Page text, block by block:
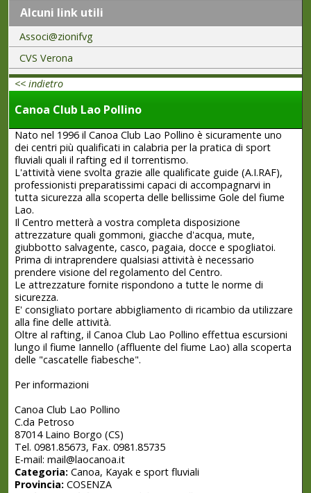
Alcuni link utili
Associ@zionifvg
CVS Verona
<< indietro
Canoa Club Lao Pollino
Nato nel 1996 il Canoa Club Lao Pollino è sicuramente uno
dei centri più qualificati in calabria per la pratica di sport
fluviali quali il rafting ed il torrentismo.
L'attività viene svolta grazie alle qualificate guide (A.I.RAF),
professionisti preparatissimi capaci di accompagnarvi in
tutta sicurezza alla scoperta delle bellissime Gole del fiume
Lao.
Il Centro metterà a vostra completa disposizione
attrezzature quali gommoni, giacche d'acqua, mute,
giubbotto salvagente, casco, pagaia, docce e spogliatoi.
Prima di intraprendere qualsiasi attività è necessario
prendere visione del regolamento del Centro.
Le attrezzature fornite rispondono a tutte le norme di
sicurezza.
E' consigliato portare abbigliamento di ricambio da utilizzare
alla fine delle attività.
Oltre al rafting, il Canoa Club Lao Pollino effettua escursioni
lungo il fiume Iannello (affluente del fiume Lao) alla scoperta
delle "cascatelle fiabesche".
Per informazioni
Canoa Club Lao Pollino
C.da Petroso
87014 Laino Borgo (CS)
Tel. 0981.85673, Fax. 0981.85735
E-mail: mail@laocanoa.it
Categoria:Canoa, Kayak e sport fluviali
Provincia:COSENZA